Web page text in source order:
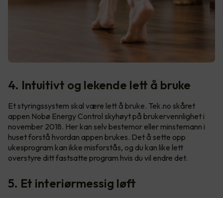
4. Intuitivt og lekende lett å bruke
Et styringssystem skal være lett å bruke. Tek.no skåret
appen Nobø Energy Control skyhøyt på brukervennlighet i
november 2018. Her kan selv bestemor eller minstemann i
huset forstå hvordan appen brukes. Det å sette opp
ukesprogram kan ikke misforstås, og du kan like lett
overstyre ditt fastsatte program hvis du vil endre det.
5. Et interiørmessig løft